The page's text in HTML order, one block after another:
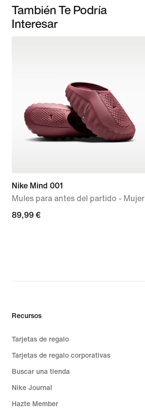
También Te Podría
Interesar
Nike Mind 001
Mules para antes del partido - Mujer
89,99 €
89,99 €
Recursos
Tarjetas de regalo
Tarjetas de regalo corporativas
Buscar una tienda
Nike Journal
Hazte Member